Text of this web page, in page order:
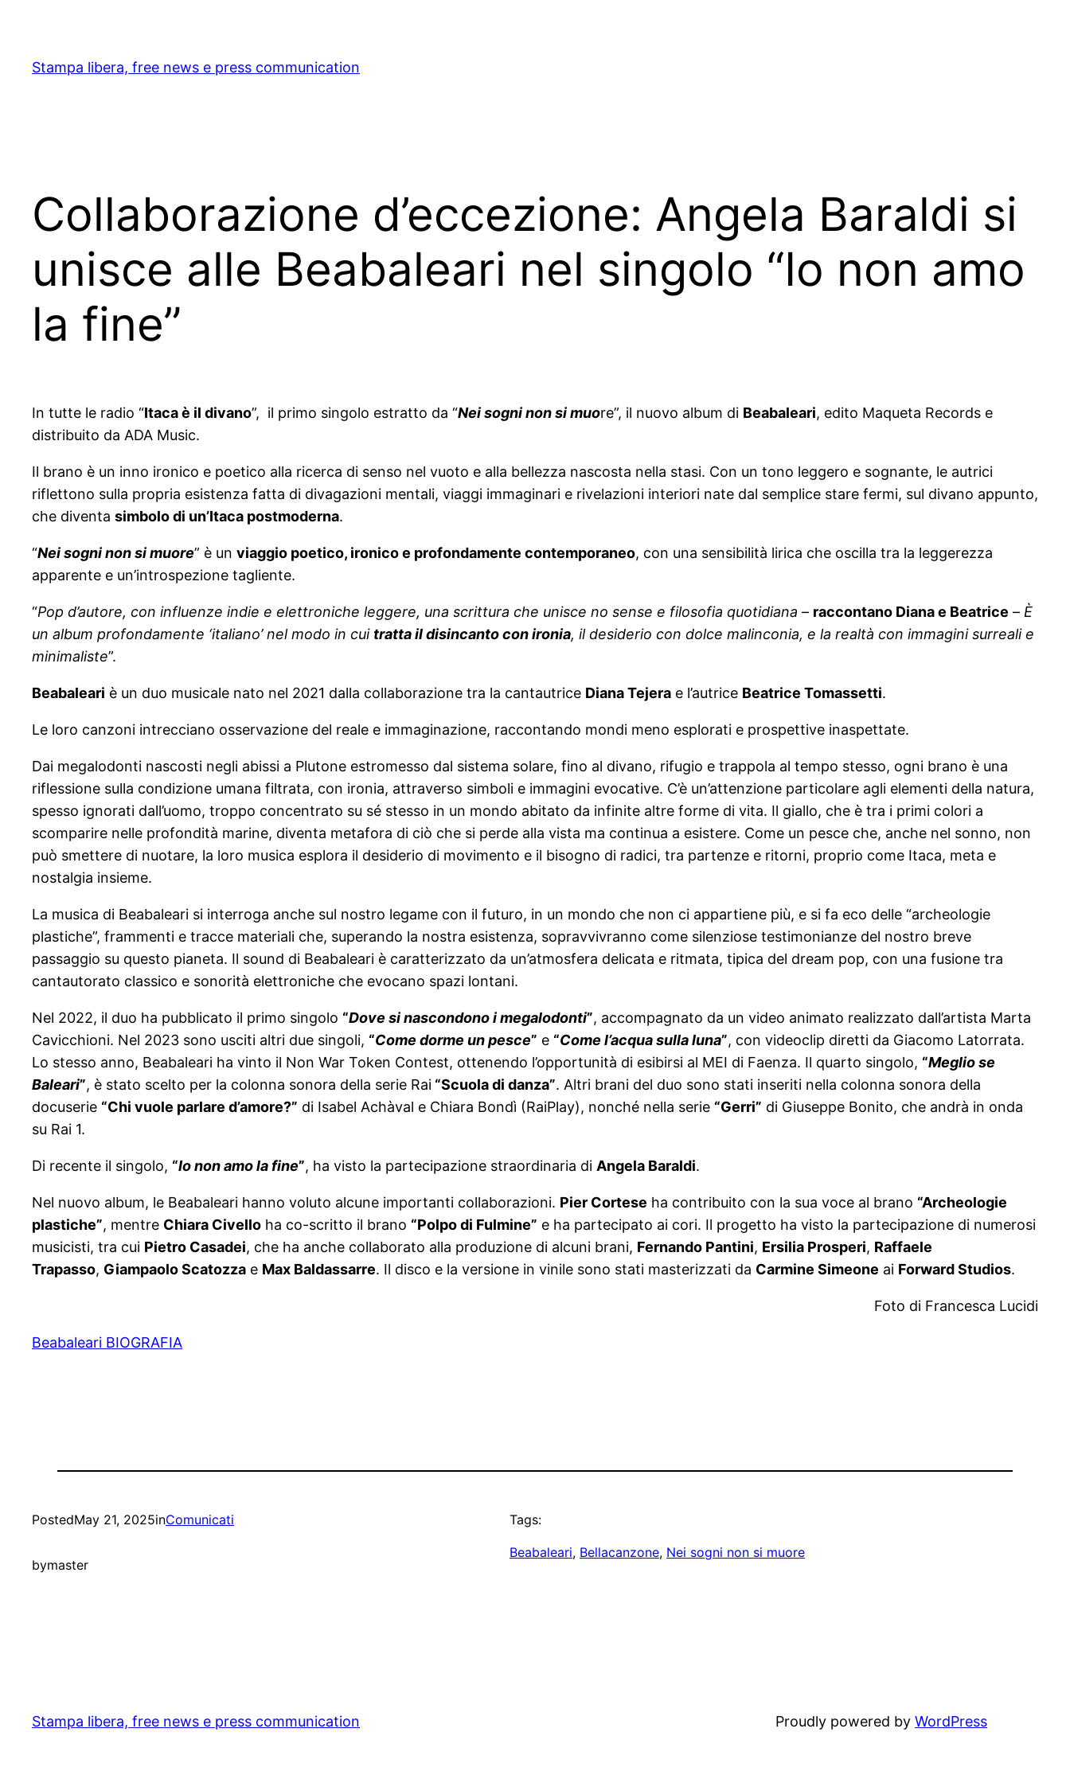
content
Stampa libera, free news e press communication
Collaborazione d’eccezione: Angela Baraldi si
unisce alle Beabaleari nel singolo “Io non amo
la fine”
In tutte le radio “Itaca è il divano”, il primo singolo estratto da “Nei sogni non si muore”, il nuovo album di Beabaleari, edito Maqueta Records e
distribuito da ADA Music.
Il brano è un inno ironico e poetico alla ricerca di senso nel vuoto e alla bellezza nascosta nella stasi. Con un tono leggero e sognante, le autrici
riflettono sulla propria esistenza fatta di divagazioni mentali, viaggi immaginari e rivelazioni interiori nate dal semplice stare fermi, sul divano appunto,
che diventa simbolo di un’Itaca postmoderna.
“Nei sogni non si muore” è un viaggio poetico, ironico e profondamente contemporaneo, con una sensibilità lirica che oscilla tra la leggerezza
apparente e un’introspezione tagliente.
“Pop d’autore, con influenze indie e elettroniche leggere, una scrittura che unisce no sense e filosofia quotidiana – raccontano Diana e Beatrice – È
un album profondamente ‘italiano’ nel modo in cui tratta il disincanto con ironia, il desiderio con dolce malinconia, e la realtà con immagini surreali e
minimaliste”.
Beabaleari è un duo musicale nato nel 2021 dalla collaborazione tra la cantautrice Diana Tejera e l’autrice Beatrice Tomassetti.
Le loro canzoni intrecciano osservazione del reale e immaginazione, raccontando mondi meno esplorati e prospettive inaspettate.
Dai megalodonti nascosti negli abissi a Plutone estromesso dal sistema solare, fino al divano, rifugio e trappola al tempo stesso, ogni brano è una
riflessione sulla condizione umana filtrata, con ironia, attraverso simboli e immagini evocative. C’è un’attenzione particolare agli elementi della natura,
spesso ignorati dall’uomo, troppo concentrato su sé stesso in un mondo abitato da infinite altre forme di vita. Il giallo, che è tra i primi colori a
scomparire nelle profondità marine, diventa metafora di ciò che si perde alla vista ma continua a esistere. Come un pesce che, anche nel sonno, non
può smettere di nuotare, la loro musica esplora il desiderio di movimento e il bisogno di radici, tra partenze e ritorni, proprio come Itaca, meta e
nostalgia insieme.
La musica di Beabaleari si interroga anche sul nostro legame con il futuro, in un mondo che non ci appartiene più, e si fa eco delle “archeologie
plastiche”, frammenti e tracce materiali che, superando la nostra esistenza, sopravvivranno come silenziose testimonianze del nostro breve
passaggio su questo pianeta. Il sound di Beabaleari è caratterizzato da un’atmosfera delicata e ritmata, tipica del dream pop, con una fusione tra
cantautorato classico e sonorità elettroniche che evocano spazi lontani.
Nel 2022, il duo ha pubblicato il primo singolo “Dove si nascondono i megalodonti”, accompagnato da un video animato realizzato dall’artista Marta
Cavicchioni. Nel 2023 sono usciti altri due singoli, “Come dorme un pesce” e “Come l’acqua sulla luna”, con videoclip diretti da Giacomo Latorrata.
Lo stesso anno, Beabaleari ha vinto il Non War Token Contest, ottenendo l’opportunità di esibirsi al MEI di Faenza. Il quarto singolo, “Meglio se
Baleari”, è stato scelto per la colonna sonora della serie Rai “Scuola di danza”. Altri brani del duo sono stati inseriti nella colonna sonora della
docuserie “Chi vuole parlare d’amore?” di Isabel Achàval e Chiara Bondì (RaiPlay), nonché nella serie “Gerri” di Giuseppe Bonito, che andrà in onda
su Rai 1.
Di recente il singolo, “Io non amo la fine”, ha visto la partecipazione straordinaria di Angela Baraldi.
Nel nuovo album, le Beabaleari hanno voluto alcune importanti collaborazioni. Pier Cortese ha contribuito con la sua voce al brano “Archeologie
plastiche”, mentre Chiara Civello ha co-scritto il brano “Polpo di Fulmine” e ha partecipato ai cori. Il progetto ha visto la partecipazione di numerosi
musicisti, tra cui Pietro Casadei, che ha anche collaborato alla produzione di alcuni brani, Fernando Pantini, Ersilia Prosperi, Raffaele
Trapasso, Giampaolo Scatozza e Max Baldassarre. Il disco e la versione in vinile sono stati masterizzati da Carmine Simeone ai Forward Studios.
Foto di Francesca Lucidi
Beabaleari BIOGRAFIA
PostedMay 21, 2025inComunicati
bymaster
Tags:
Beabaleari, Bellacanzone, Nei sogni non si muore
Stampa libera, free news e press communication Proudly powered by WordPress